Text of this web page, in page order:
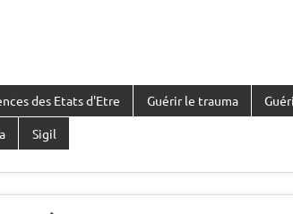
des Etats d'Etre Guérir le trauma
Sigil